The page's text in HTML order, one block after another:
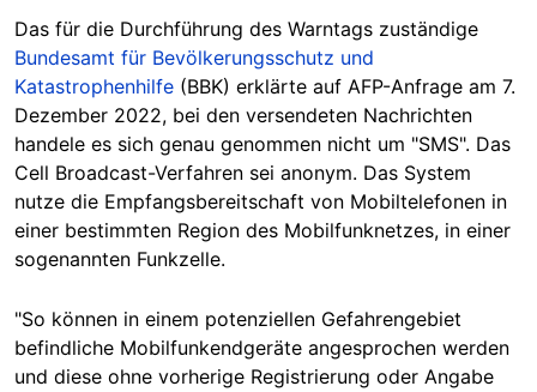
Das für die Durchführung des Warntags zuständige
Bundesamt für Bevölkerungsschutz und
Katastrophenhilfe (BBK) erklärte auf AFP-Anfrage am 7.
Dezember 2022, bei den versendeten Nachrichten
handele es sich genau genommen nicht um "SMS". Das
Cell Broadcast-Verfahren sei anonym. Das System
nutze die Empfangsbereitschaft von Mobiltelefonen in
einer bestimmten Region des Mobilfunknetzes, in einer
sogenannten Funkzelle.
"So können in einem potenziellen Gefahrengebiet
befindliche Mobilfunkendgeräte angesprochen werden
und diese ohne vorherige Registrierung oder Angabe